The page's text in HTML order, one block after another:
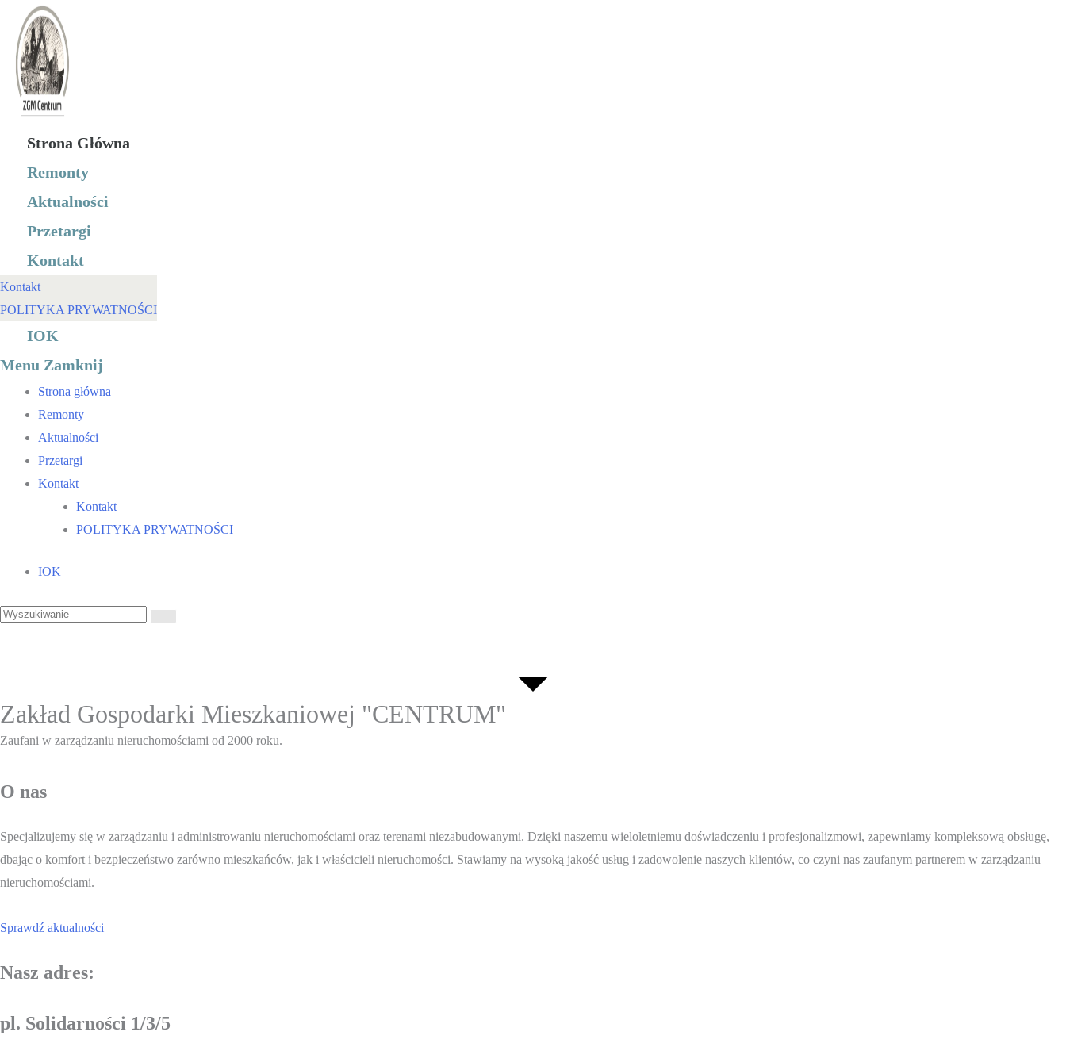
Koniec
treści
Strona Główna
Remonty
Aktualności
Przetargi
Kontakt
Kontakt
POLITYKA PRYWATNOŚCI
IOK
Menu Zamknij
Strona główna
Remonty
Aktualności
Przetargi
Kontakt
Kontakt
POLITYKA PRYWATNOŚCI
IOK
Zakład Gospodarki Mieszkaniowej "CENTRUM"
Zaufani w zarządzaniu nieruchomościami od 2000 roku.
O nas
Specjalizujemy się w zarządzaniu i administrowaniu nieruchomościami oraz terenami niezabudowanymi. Dzięki naszemu wieloletniemu doświadczeniu i profesjonalizmowi, zapewniamy kompleksową obsługę,
dbając o komfort i bezpieczeństwo zarówno mieszkańców, jak i właścicieli nieruchomości. Stawiamy na wysoką jakość usług i zadowolenie naszych klientów, co czyni nas zaufanym partnerem w zarządzaniu
nieruchomościami.
Sprawdź aktualności
Nasz adres:
pl. Solidarności 1/3/5